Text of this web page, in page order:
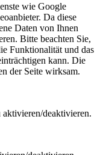
wie Google
Da diese
Daten von Ihnen
Bitte beachten Sie,
Funktionalität und das
kann. Die
der Seite wirksam.
deaktivieren.